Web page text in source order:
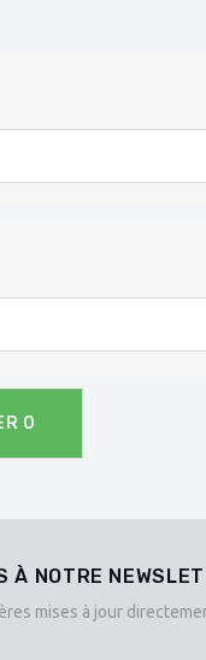
0
À NOTRE
mises à jour